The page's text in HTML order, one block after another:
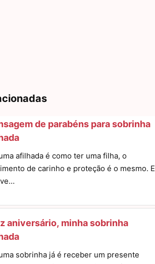
de parabéns para sobrinha
afilhada é como ter uma filha, o
de carinho e proteção é o mesmo. E
aniversário, minha sobrinha
sobrinha já é receber um presente